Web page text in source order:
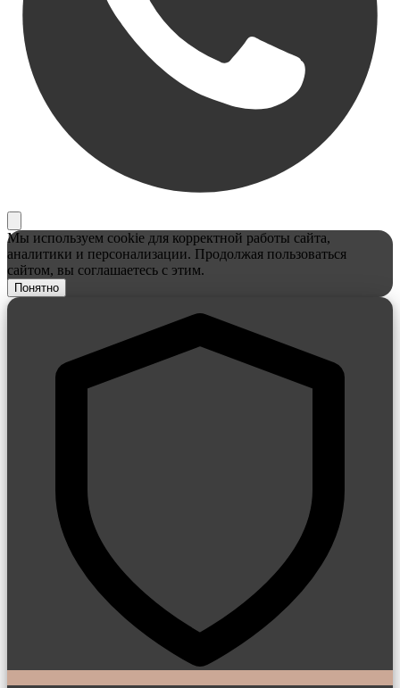
Мы используем cookie для корректной работы сайта,
аналитики и персонализации. Продолжая пользоваться
сайтом, вы соглашаетесь с этим.
Понятно